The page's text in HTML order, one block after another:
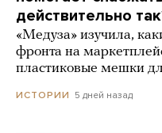
действительно
«Медуза» изучила,
фронта на
пластиковые мешки
ИСТОРИИ 5 дней назад